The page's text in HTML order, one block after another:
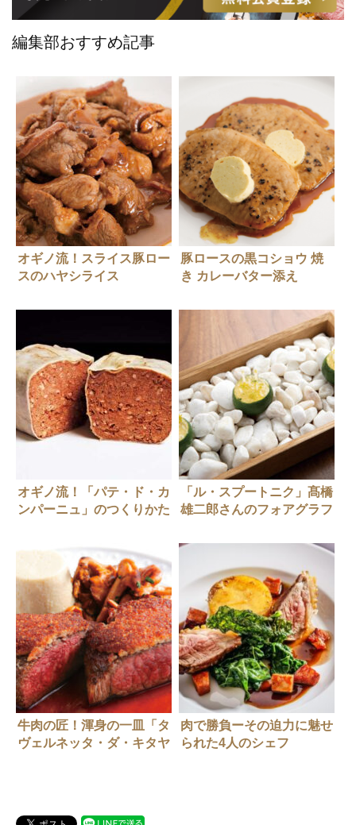
編集部おすすめ記事
オギノ流！スライス豚ロー
スのハヤシライス
豚ロースの黒コショウ 焼
き カレーバター添え
オギノ流！「パテ・ド・カ
ンパーニュ」のつくりかた
「ル・スプートニク」髙橋
雄二郎さんのフォアグラフ
牛肉の匠！渾身の一皿「タ
ヴェルネッタ・ダ・キタヤ
肉で勝負ーその迫力に魅せ
られた4人のシェフ